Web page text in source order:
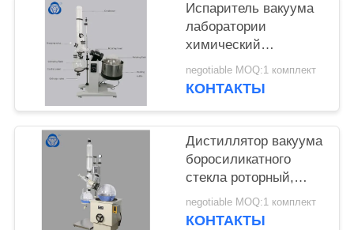
Испаритель вакуума
лаборатории
химический
роторный, роторный
дистиллятор вакуума
negotiable MOQ:1 комплект
КОНТАКТЫ
Дистиллятор вакуума
боросиликатного
стекла роторный,
роторный испаритель
20л
negotiable MOQ:1 комплект
КОНТАКТЫ